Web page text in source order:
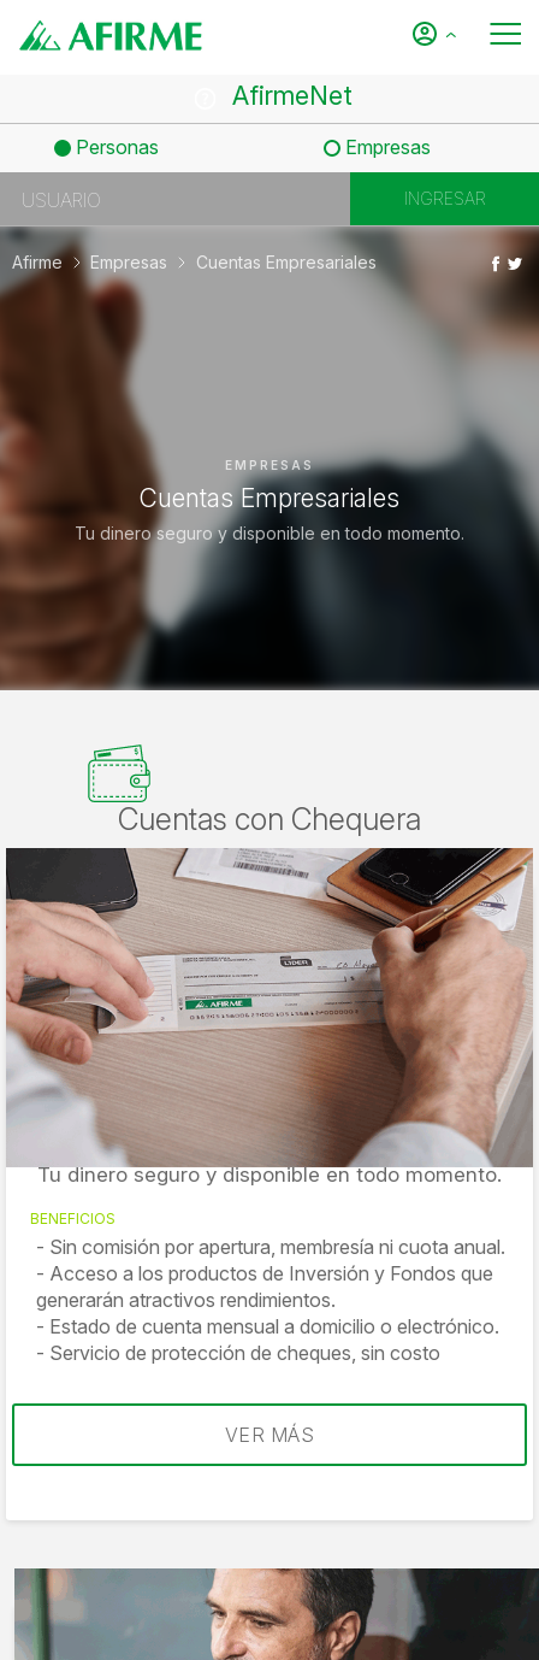
AfirmeNet
Personas Empresas
Afirme Empresas Cuentas Empresariales
EMPRESAS
Cuentas Empresariales
Tu dinero seguro y disponible en todo momento.
Cuentas con Chequera
Líder Empresarial
Tu dinero seguro y disponible en todo momento.
BENEFICIOS
Sin comisión por apertura, membresía ni cuota anual.
Acceso a los productos de Inversión y Fondos que
generarán atractivos rendimientos.
Estado de cuenta mensual a domicilio o electrónico.
Servicio de protección de cheques, sin costo
VER MÁS